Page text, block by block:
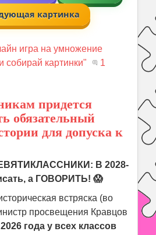
картинка
игра на умножение
картинки"
1
придется
обязательный
для допуска к
В 2028-
а ГОВОРИТЬ! 😱
встряска (во
просвещения Кравцов
года у всех классов